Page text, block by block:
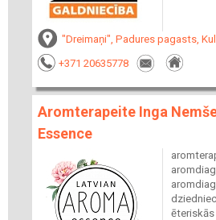
"Dreimaņi", Padures pagasts,
+371 20635778
Aromterapeite Inga
Essence
ēteriskās